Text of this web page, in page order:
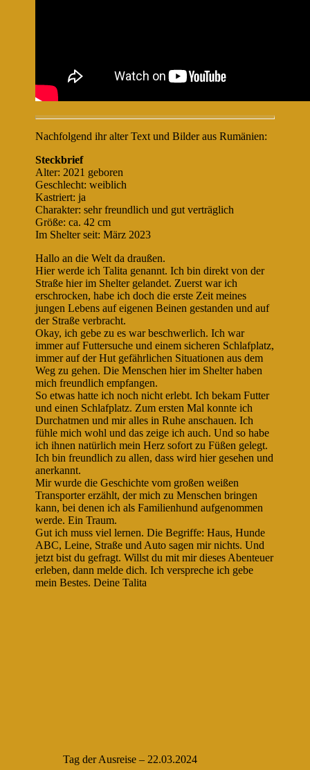
Nachfolgend ihr alter Text und Bilder aus Rumänien:
Steckbrief
Alter: 2021 geboren
Geschlecht: weiblich
Kastriert: ja
Charakter: sehr freundlich und gut verträglich
Größe: ca. 42 cm
Im Shelter seit: März 2023
Hallo an die Welt da draußen.
Hier werde ich Talita genannt. Ich bin direkt von der
Straße hier im Shelter gelandet. Zuerst war ich
erschrocken, habe ich doch die erste Zeit meines
jungen Lebens auf eigenen Beinen gestanden und auf
der Straße verbracht.
Okay, ich gebe zu es war beschwerlich. Ich war
immer auf Futtersuche und einem sicheren Schlafplatz,
immer auf der Hut gefährlichen Situationen aus dem
Weg zu gehen. Die Menschen hier im Shelter haben
mich freundlich empfangen.
So etwas hatte ich noch nicht erlebt. Ich bekam Futter
und einen Schlafplatz. Zum ersten Mal konnte ich
Durchatmen und mir alles in Ruhe anschauen. Ich
fühle mich wohl und das zeige ich auch. Und so habe
ich ihnen natürlich mein Herz sofort zu Füßen gelegt.
Ich bin freundlich zu allen, dass wird hier gesehen und
anerkannt.
Mir wurde die Geschichte vom großen weißen
Transporter erzählt, der mich zu Menschen bringen
kann, bei denen ich als Familienhund aufgenommen
werde. Ein Traum.
Gut ich muss viel lernen. Die Begriffe: Haus, Hunde
ABC, Leine, Straße und Auto sagen mir nichts. Und
jetzt bist du gefragt. Willst du mit mir dieses Abenteuer
erleben, dann melde dich. Ich verspreche ich gebe
mein Bestes. Deine Talita
Tag der Ausreise – 22.03.2024